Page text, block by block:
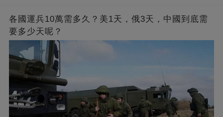
各國運兵10萬需多久？美1天，俄3天，中國到底需
要多少天呢？